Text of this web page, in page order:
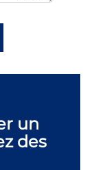
un
des